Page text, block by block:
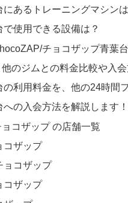
あるトレーニングマシン
使用できる設備は？
チョコザップ青葉
のジムとの料金比較や入会
利用料金を、他の24時間
の入会方法を解説します！
コザップ の店舗一覧
コザップ
ョコザップ
コザップ